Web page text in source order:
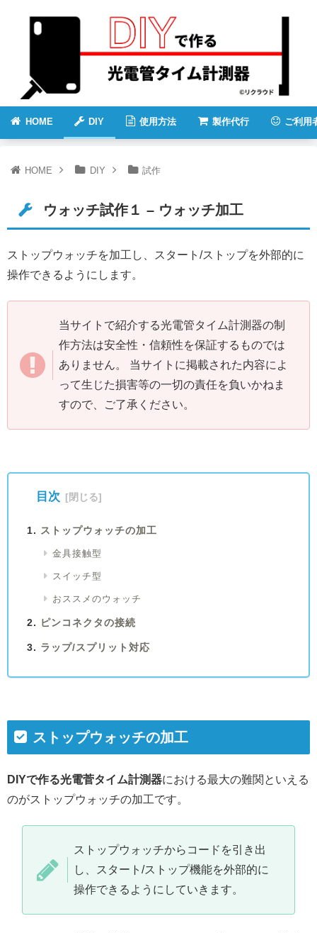
HOME DIY 使用方法 製作代行 ご利用
HOME DIY 試作
ウォッチ試作１ – ウォッチ加工
ストップウォッチを加工し、スタート/ストップを外部的に
操作できるようにします。
当サイトで紹介する光電管タイム計測器の制
作方法は安全性・信頼性を保証するものでは
ありません。 当サイトに掲載された内容によ
って生じた損害等の一切の責任を負いかねま
すので、ご了承ください。
目次
ストップウォッチの加工
金具接触型
スイッチ型
おススメのウォッチ
ピンコネクタの接続
ラップ/スプリット対応
ストップウォッチの加工
DIYで作る光電菅タイム計測器における最大の難関といえる
のがストップウォッチの加工です。
ストップウォッチからコードを引き出
し、スタート/ストップ機能を外部的に
操作できるようにしていきます。